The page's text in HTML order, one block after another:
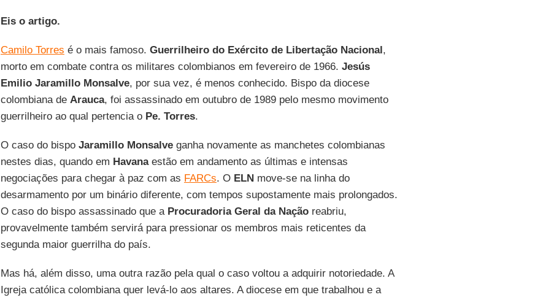
Eis o artigo.
Camilo Torres é o mais famoso. Guerrilheiro do Exército de Libertação Nacional,
morto em combate contra os militares colombianos em fevereiro de 1966. Jesús
Emilio Jaramillo Monsalve, por sua vez, é menos conhecido. Bispo da diocese
colombiana de Arauca, foi assassinado em outubro de 1989 pelo mesmo movimento
guerrilheiro ao qual pertencia o Pe. Torres.
O caso do bispo Jaramillo Monsalveganha novamente as manchetes colombianas
nestes dias, quando em Havanaestão em andamento as últimas e intensas
negociações para chegar à paz com as FARCs. O ELNmove-se na linha do
desarmamento por um binário diferente, com tempos supostamente mais prolongados.
O caso do bispo assassinado que a Procuradoria Geral da Naçãoreabriu,
provavelmente também servirá para pressionar os membros mais reticentes da
segunda maior guerrilha do país.
Mas há, além disso, uma outra razão pela qual o caso voltou a adquirir notoriedade. A
Igreja católica colombiana quer levá-lo aos altares. A diocese em que trabalhou e a